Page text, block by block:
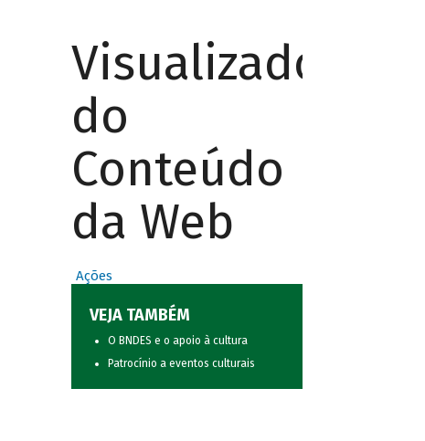
Visualizador
do
Conteúdo
da Web
Ações
VEJA TAMBÉM
O BNDES e o apoio à cultura
Patrocínio a eventos culturais